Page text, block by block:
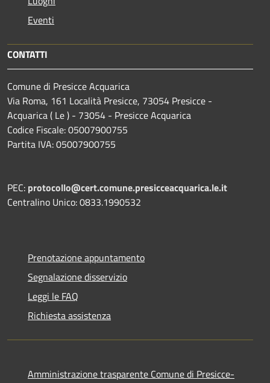
Eventi
CONTATTI
Comune di Presicce Acquarica
Via Roma, 161 Località Presicce, 73054 Presicce -
Acquarica ( Le ) - 73054 - Presicce Acquarica
Codice Fiscale: 05007900755
Partita IVA: 05007900755
PEC: protocollo@cert.comune.presicceacquarica.le.it
Centralino Unico: 0833.1990532
Prenotazione appuntamento
Segnalazione disservizio
Leggi le FAQ
Richiesta assistenza
Amministrazione trasparente Comune di Presicce-